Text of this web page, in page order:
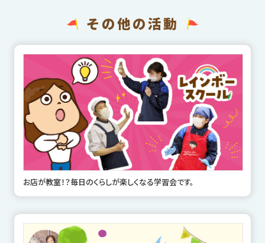
その他の活動
お店が教室！？毎日のくらしが楽しくなる学習会です。